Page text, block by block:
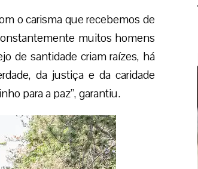
o carisma que recebemos de
muitos homens
de santidade criam raízes, há
da justiça e da caridade
para a paz”, garantiu.